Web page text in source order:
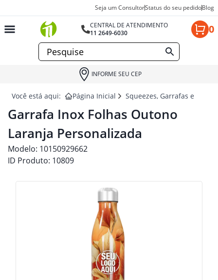
Seja um ConsultorStatus do seu pedidoBlog
CENTRAL DE ATENDIMENTO
11 2649-6030
0
INFORME SEU CEP
Você está aqui: Página Inicial Squeezes, Garrafas e
Garrafa Inox Folhas Outono
Laranja Personalizada
Modelo: 10150929662
ID Produto: 10809